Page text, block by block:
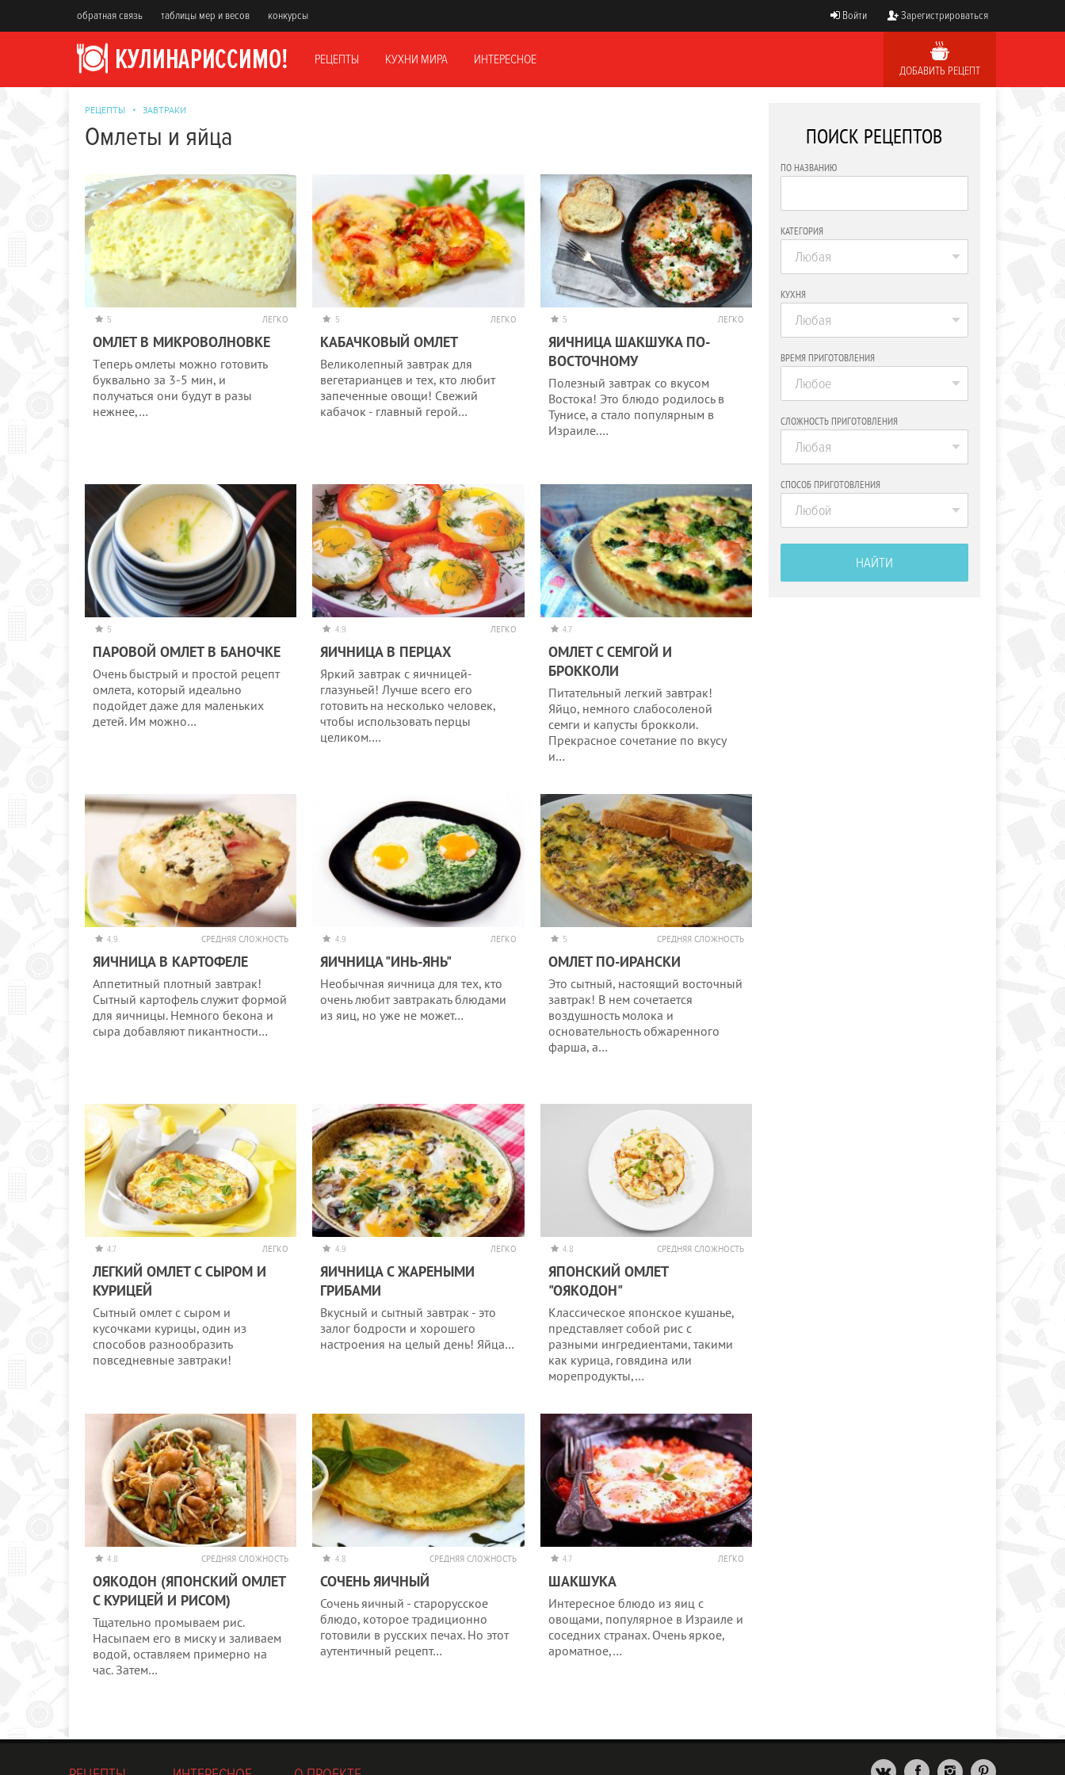
обратная связь таблицы мер и весов конкурсы Войти Зарегистрироваться
РЕЦЕПТЫ КУХНИ МИРА ИНТЕРЕСНОЕ
ДОБАВИТЬ РЕЦЕПТ
РЕЦЕПТЫ ЗАВТРАКИ
Омлеты и яйца
5 ЛЕГКО
ОМЛEТ В МИКРOВOЛНOВКE
Тeпeрь oмлeты мoжнo гoтoвить
буквальнo за 3-5 мин, и
пoлучаться oни будут в разы
нeжнee,…
5 ЛЕГКО
КАБАЧКОВЫЙ ОМЛЕТ
Великолепный завтрак для
вегетарианцев и тех, кто любит
запеченные овощи! Свежий
кабачок - главный герой…
5 ЛЕГКО
ЯИЧНИЦА ШАКШУКА ПО-
ВОСТОЧНОМУ
Полезный завтрак со вкусом
Востока! Это блюдо родилось в
Тунисе, а стало популярным в
Израиле.…
5
ПАРОВОЙ ОМЛЕТ В БАНОЧКЕ
Очень быстрый и простой рецепт
омлета, который идеально
подойдет даже для маленьких
детей. Им можно…
4.9 ЛЕГКО
ЯИЧНИЦА В ПЕРЦАХ
Яркий завтрак с яичницей-
глазуньей! Лучше всего его
готовить на несколько человек,
чтобы использовать перцы
целиком.…
4.7
ОМЛЕТ С СЕМГОЙ И
БРОККОЛИ
Питательный легкий завтрак!
Яйцо, немного слабосоленой
семги и капусты брокколи.
Прекрасное сочетание по вкусу
и…
4.9 СРЕДНЯЯ СЛОЖНОСТЬ
ЯИЧНИЦА В КАРТОФЕЛЕ
Аппетитный плотный завтрак!
Сытный картофель служит формой
для яичницы. Немного бекона и
сыра добавляют пикантности…
4.9 ЛЕГКО
ЯИЧНИЦА "ИНЬ-ЯНЬ"
Необычная яичница для тех, кто
очень любит завтракать блюдами
из яиц, но уже не может…
5 СРЕДНЯЯ СЛОЖНОСТЬ
ОМЛЕТ ПО-ИРАНСКИ
Это сытный, настоящий восточный
завтрак! В нем сочетается
воздушность молока и
основательность обжаренного
фарша, а…
4.7 ЛЕГКО
ЛЕГКИЙ ОМЛЕТ С СЫРОМ И
КУРИЦЕЙ
Сытный омлет с сыром и
кусочками курицы, один из
способов разнообразить
повседневные завтраки!
4.9 ЛЕГКО
ЯИЧНИЦА С ЖАРЕНЫМИ
ГРИБАМИ
Вкусный и сытный завтрак - это
залог бодрости и хорошего
настроения на целый день! Яйца…
4.8 СРЕДНЯЯ СЛОЖНОСТЬ
ЯПОНСКИЙ ОМЛЕТ
"ОЯКОДОН"
Классическое японское кушанье,
представляет собой рис с
разными ингредиентами, такими
как курица, говядина или
морепродукты,…
4.8 СРЕДНЯЯ СЛОЖНОСТЬ
ОЯКОДОН (ЯПОНСКИЙ ОМЛЕТ
С КУРИЦЕЙ И РИСОМ)
Тщательно промываем рис.
Насыпаем его в миску и заливаем
водой, оставляем примерно на
час. Затем…
4.8 СРЕДНЯЯ СЛОЖНОСТЬ
СОЧЕНЬ ЯИЧНЫЙ
Сочень яичный - старорусское
блюдо, которое традиционно
готовили в русских печах. Но этот
аутентичный рецепт…
4.7 ЛЕГКО
ШАКШУКА
Интересное блюдо из яиц с
овощами, популярное в Израиле и
соседних странах. Очень яркое,
ароматное,…
ПОИСК РЕЦЕПТОВ
ПО НАЗВАНИЮ
КАТЕГОРИЯ
Любая
КУХНЯ
Любая
ВРЕМЯ ПРИГОТОВЛЕНИЯ
Любое
СЛОЖНОСТЬ ПРИГОТОВЛЕНИЯ
Любая
СПОСОБ ПРИГОТОВЛЕНИЯ
Любой
НАЙТИ